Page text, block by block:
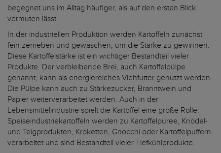
begegnet uns im Alltag häufiger, als auf den ersten Blick
vermuten lässt.
In der industriellen Produktion werden Kartoffeln zunächst
fein zerrieben und gewaschen, um die Stärke zu gewinnen.
Diese Kartoffelstärke ist ein wichtiger Bestandteil vieler
Produkte. Der verbleibende Brei, auch Kartoffelpülpe
genannt, kann als energiereiches Viehfutter genutzt werden.
Die Pülpe kann auch zu Stärkezucker, Branntwein und
Papier weiterverarbeitet werden. Auch in der
Lebensmittelindustrie spielt die Kartoffel eine große Rolle.
Speiseindustriekartoffeln werden zu Kartoffelpüree, Knödel-
und Teigprodukten, Kroketten, Gnocchi oder Kartoffelpuffern
verarbeitet und sind Bestandteil vieler Tiefkühlprodukte.